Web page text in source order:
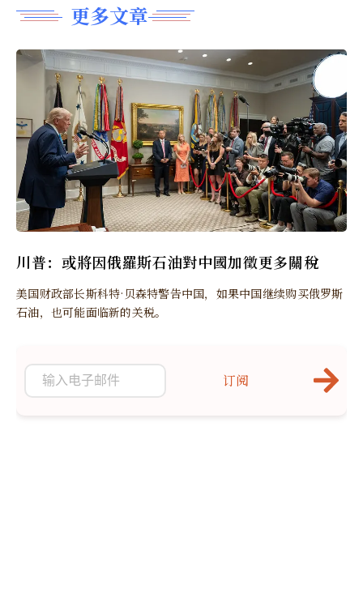
更多文章
川普：或將因俄羅斯石油對中國加徵更多關稅
美国财政部长斯科特·贝森特警告中国，如果中国继续购买俄罗斯
石油，也可能面临新的关税。
订阅